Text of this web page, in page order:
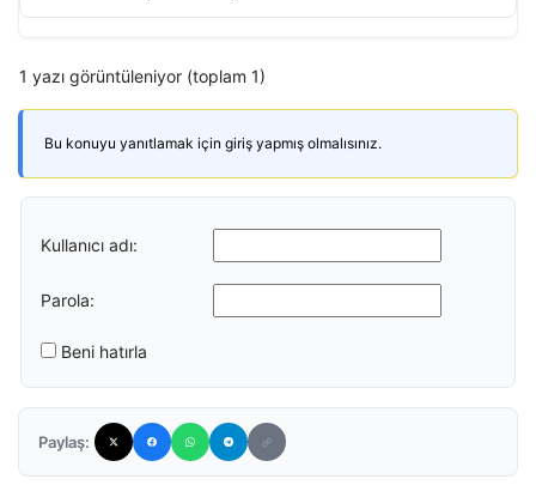
1 yazı görüntüleniyor (toplam 1)
Bu konuyu yanıtlamak için giriş yapmış olmalısınız.
Kullanıcı adı:
Parola:
Beni hatırla
Paylaş: